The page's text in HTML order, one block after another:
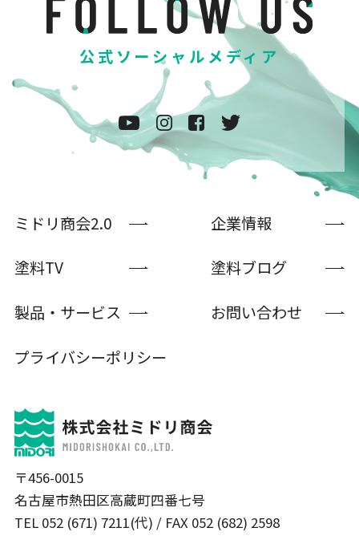
公式ソーシャルメディア
〒456-0015
名古屋市熱田区高蔵町四番七号
TEL 052 (671) 7211(代) / FAX 052 (682) 2598
ミドリ商会2.0
企業情報
塗料TV
塗料ブログ
製品・サービス
お問い合わせ
プライバシーポリシー